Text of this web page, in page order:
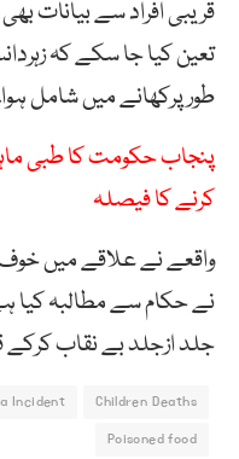
قریبی افراد سے بیانات
تعین کیا جا سکے کہ
طورپرکھانے میں شامل
پنجاب حکومت کا طبی
کرنے کا فیصلہ
واقعے نے علاقے میں خوف
نے حکام سے مطالبہ کیا
جلد ازجلد بے نقاب کرکے
Children Deaths
Incident
Poisoned food